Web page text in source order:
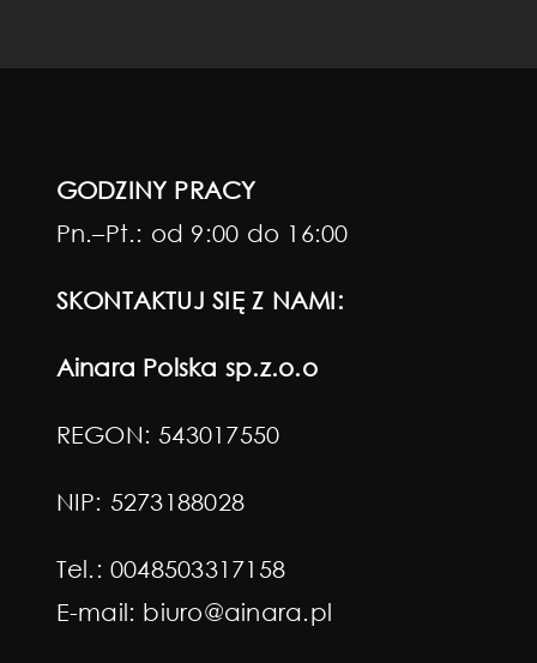
GODZINY PRACY
Pn.–Pt.: od 9:00 do 16:00
SKONTAKTUJ SIĘ Z NAMI:
Ainara Polska sp.z.o.o
REGON: 543017550
NIP: 5273188028
Tel.:0048503317158
E-mail: biuro@ainara.pl